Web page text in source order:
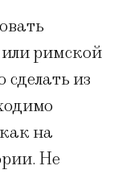
римской
из
на
Не